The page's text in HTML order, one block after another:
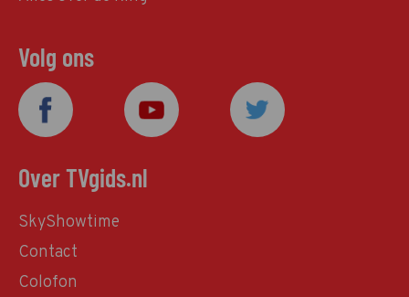
Volg ons
Over TVgids.nl
SkyShowtime
Contact
Colofon